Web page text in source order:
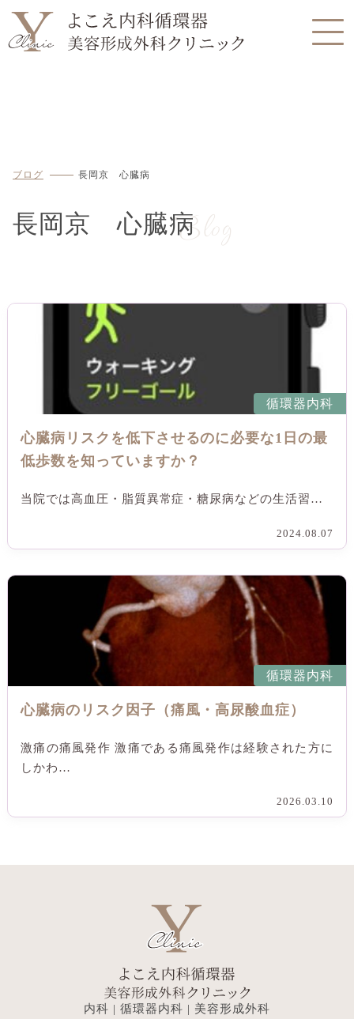
ブログ 長岡京 心臓病
Blog
長岡京 心臓病
循環器内科
心臓病リスクを低下させるのに必要な1日の最
低歩数を知っていますか？
当院では高血圧・脂質異常症・糖尿病などの生活習…
2024.08.07
循環器内科
心臓病のリスク因子（痛風・高尿酸血症）
激痛の痛風発作 激痛である痛風発作は経験された方に
しかわ…
2026.03.10
内科 | 循環器内科 | 美容形成外科